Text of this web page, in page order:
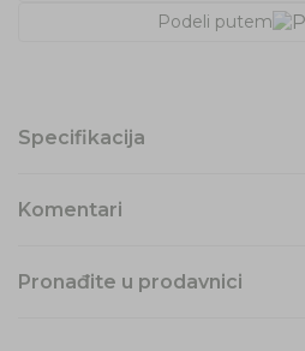
Podeli putem
Specifikacija
Komentari
Pronađite u prodavnici